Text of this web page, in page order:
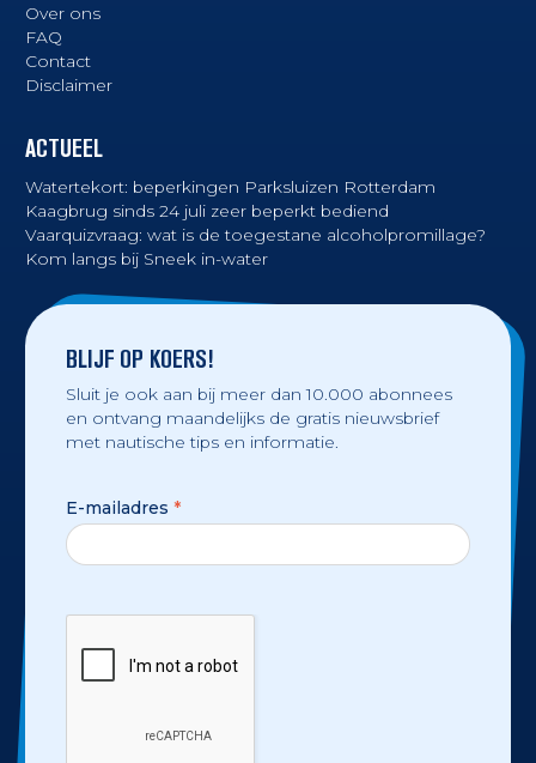
Over ons
FAQ
Contact
Disclaimer
ACTUEEL
Watertekort: beperkingen Parksluizen Rotterdam
Kaagbrug sinds 24 juli zeer beperkt bediend
Vaarquizvraag: wat is de toegestane alcoholpromillage?
Kom langs bij Sneek in-water
BLIJF OP KOERS!
Sluit je ook aan bij meer dan 10.000 abonnees
en ontvang maandelijks de gratis nieuwsbrief
met nautische tips en informatie.
E-mailadres *